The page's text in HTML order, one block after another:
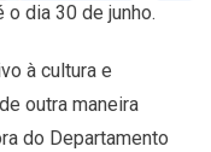
dia 30 de junho.
à cultura e
outra maneira
do Departamento